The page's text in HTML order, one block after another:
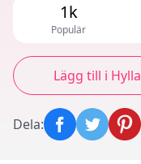
1k
Populär
Lägg till i Hylla
Dela: